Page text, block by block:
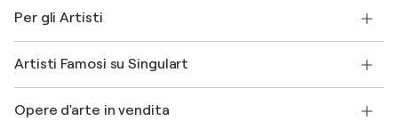
Offri una carta regalo
Partecipa al nostro programma commerciale
Il mio account
Protezione acquirente
+39 694500608
FAQ
Magazine di Singulart
Lavori
Scopri arte originale selezionata
Per gli Artisti
Accedi come Artista
Artisti Famosi su Singulart
Marc Chagall
Opere d'arte in vendita